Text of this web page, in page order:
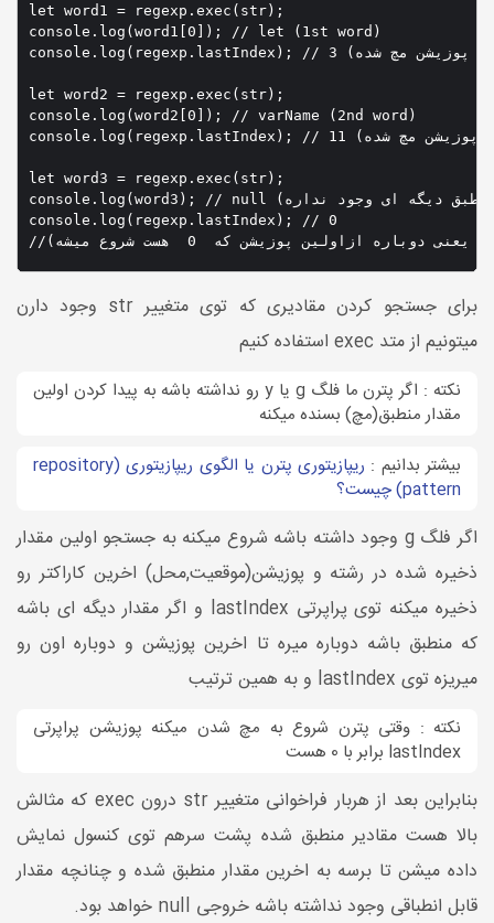
let word1 = regexp.exec(str);
console.log(word1[0]); // let (1st word)
console.log(regexp.lastIndex); // 3 (اخرین پوزیشن مچ شده )
let word2 = regexp.exec(str);
console.log(word2[0]); // varName (2nd word)
console.log(regexp.lastIndex); // 11 (اخرین پوزیشن مچ شده )
let word3 = regexp.exec(str);
console.log(word3); // null (مقدار منطبق دیگه ای وجود نداره)
console.log(regexp.lastIndex); // 0
برای جستجو کردن مقادیری که توی متغییر str وجود دارن
میتونیم از متد exec استفاده کنیم
نکته : اگر پترن ما فلگ g یا y رو نداشته باشه به پیدا کردن اولین
مقدار منطبق(مچ) بسنده میکنه
بیشتر بدانیم :
ریپازیتوری پترن یا الگوی ریپازیتوری (repository
pattern) چیست؟
اگر فلگ g وجود داشته باشه شروع میکنه به جستجو اولین مقدار
ذخیره شده در رشته و پوزیشن(موقعیت,محل) اخرین کاراکتر رو
ذخیره میکنه توی پراپرتی lastIndex و اگر مقدار دیگه ای باشه
که منطبق باشه دوباره میره تا اخرین پوزیشن و دوباره اون رو
میریزه توی lastIndex و به همین ترتیب
نکته : وقتی پترن شروع به مچ شدن میکنه پوزیشن پراپرتی
lastIndex برابر با 0 هست
بنابراین بعد از هربار فراخوانی متغییر str درون exec که مثالش
بالا هست مقادیر منطبق شده پشت سرهم توی کنسول نمایش
داده میشن تا برسه به اخرین مقدار منطبق شده و چنانچه مقدار
قابل انطباقی وجود نداشته باشه خروجی null خواهد بود.